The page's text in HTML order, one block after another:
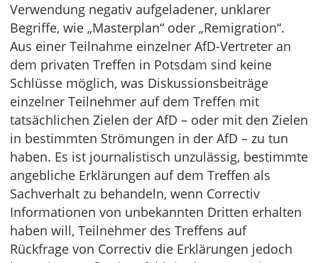
Verwendung negativ aufgeladener, unklarer
Begriffe, wie „Masterplan“ oder „Remigration“.
Aus einer Teilnahme einzelner AfD-Vertreter an
dem privaten Treffen in Potsdam sind keine
Schlüsse möglich, was Diskussionsbeiträge
einzelner Teilnehmer auf dem Treffen mit
tatsächlichen Zielen der AfD – oder mit den Zielen
in bestimmten Strömungen in der AfD – zu tun
haben. Es ist journalistisch unzulässig, bestimmte
angebliche Erklärungen auf dem Treffen als
Sachverhalt zu behandeln, wenn Correctiv
Informationen von unbekannten Dritten erhalten
haben will, Teilnehmer des Treffens auf
Rückfrage von Correctiv die Erklärungen jedoch